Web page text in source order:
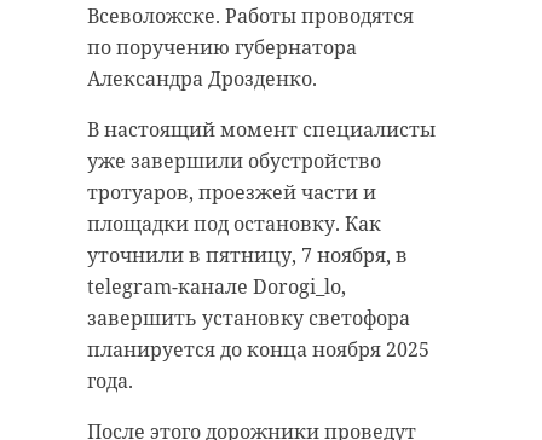
Всеволожске. Работы проводятся
по поручению губернатора
Александра Дрозденко.
В настоящий момент специалисты
уже завершили обустройство
тротуаров, проезжей части и
площадки под остановку. Как
уточнили в пятницу, 7 ноября, в
telegram-канале Dorogi_lo,
завершить установку светофора
планируется до конца ноября 2025
года.
После этого дорожники проведут